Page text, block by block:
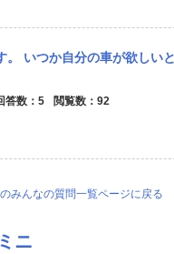
車が欲しいと思っており今貯金を頑張っています。 予
答数： 5 閲覧数： 92
みんなの質問一覧ページに戻る
ニ